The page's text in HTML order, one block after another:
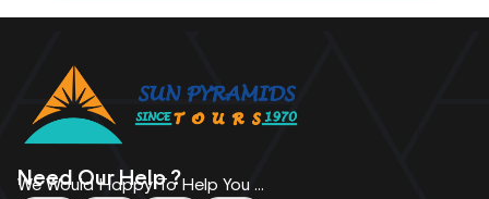
Need Our Help ?
We Would Happy To Help You ...